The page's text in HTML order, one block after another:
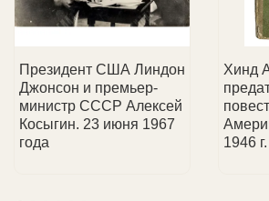
📩 Чекоб оплатепридет на Ваш e-
📞 Менеджер свяжется с вами,
атрибуцией при покупке.
💼 Услуги для всех:
Президент США Линдон
Джонсон и премьер-
министр СССР Алексей
Косыгин. 23 июня 1967
года
Хинд
1946 г.